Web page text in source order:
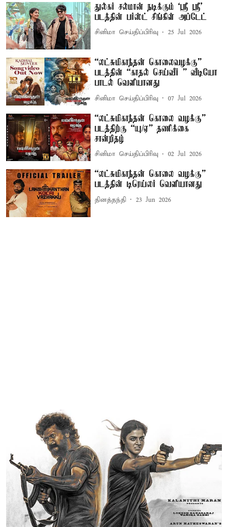
துல்கர் சல்மான் நடிக்கும் `ஸ்ரீ ஸ்ரீ'
படத்தின் பர்ஸ்ட் சிங்கிள் அப்டேட்
சினிமா செய்திப்பிரிவு 25 Jul 2026
“லட்சுமிகாந்தன் கொலைவழக்கு”
படத்தின் “காதல் செய்வீர் ” வீடியோ
பாடல் வெளியானது
சினிமா செய்திப்பிரிவு 07 Jul 2026
“லட்சுமிகாந்தன் கொலை வழக்கு”
படத்திற்கு “யு/ஏ” தணிக்கை
சான்றிதழ்
சினிமா செய்திப்பிரிவு 02 Jul 2026
“லட்சுமிகாந்தன் கொலை வழக்கு”
படத்தின் டிரெய்லர் வெளியானது
தினத்தந்தி 23 Jun 2026